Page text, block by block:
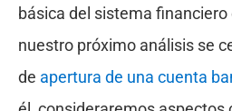
básica del sistema
nuestro próximo análisis se
de apertura de una cuenta